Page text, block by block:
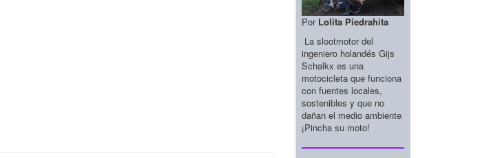
Por Lolita Piedrahita
La slootmotor del
ingeniero holandés Gijs
Schalkx es una
motocicleta que funciona
con fuentes locales,
sostenibles y que no
dañan el medio ambiente
¡Pincha su moto!